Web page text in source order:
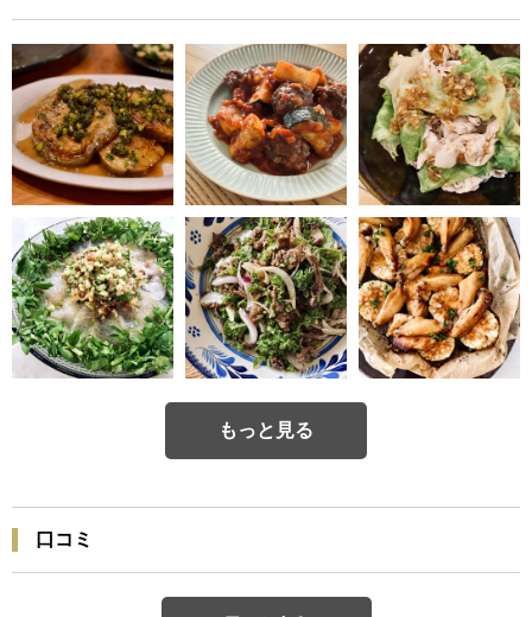
もっと見る
口コミ